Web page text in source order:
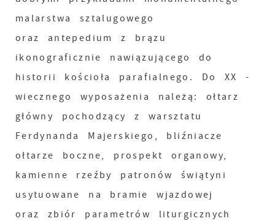
malarstwa sztalugowego
oraz antepedium z brązu
ikonograficznie nawiązującego do
historii kościoła parafialnego. Do XX -
wiecznego wyposażenia należą: ołtarz
główny pochodzący z warsztatu
Ferdynanda Majerskiego, bliźniacze
ołtarze boczne, prospekt organowy,
kamienne rzeźby patronów świątyni
usytuowane na bramie wjazdowej
oraz zbiór parametrów liturgicznych